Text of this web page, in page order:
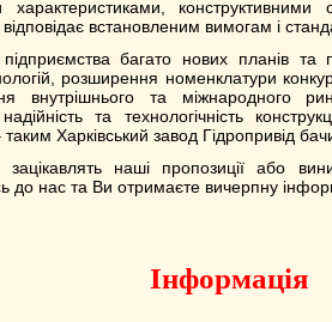
характеристиками, конструктивними
відповідає встановленим вимогам і
багато нових планів та
розширення номенклатури
внутрішнього та міжнародного
та технологічність
таким Харківський завод Гідропривід
наші пропозиції або
до нас та Ви отримаєте вичерпну
Інформація